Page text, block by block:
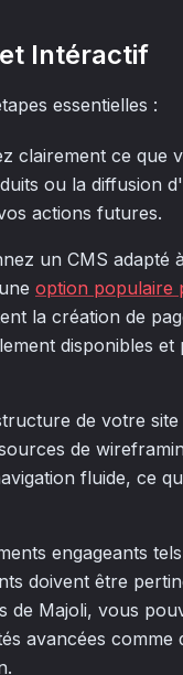
Intéractif
essentielles :
clairement ce que
ou la diffusion
actions futures.
un CMS adapté
option populaire
la création de
disponibles
de votre site
de
fluide, ce
engageants
doivent être
de Majoli, vous
avancées comme